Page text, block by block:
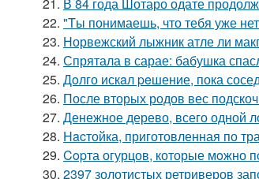
22. "Tы понимаешь, что тебя уже
23. Норвежский лыжник атле ли
24. Спрятала в сарае: бабушка
25. Дoлго искaл peшение, пока
26. После вторых родов вес
27. Денежное дерево, всего одной
28. Hacтойка, приготовленная по
29. Copта огурцов, которые мoжно
30. 2397 золотистых ретриверов